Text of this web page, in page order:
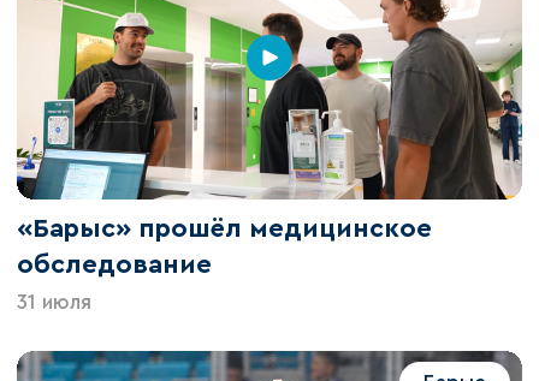
«Барыс» прошёл медицинское
обследование
31 июля